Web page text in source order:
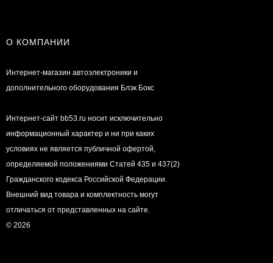
О КОМПАНИИ
Интернет-магазин автоэлектроники и
дополнительного оборудования Блэк Бокс
Интернет-сайт bb53.ru носит исключительно
информационный характер и ни при каких
условиях не является публичной офертой,
определяемой положениями Статей 435 и 437(2)
Гражданского кодекса Российской Федерации.
Внешний вид товара и комплектность могут
отличаться от представленных на сайте.
© 2026